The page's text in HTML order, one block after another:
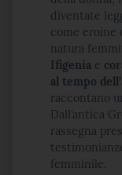
diventate
come eroine
natura
Ifigenia e
al tempo
raccontano
Dall’antica
rassegna
femminile.